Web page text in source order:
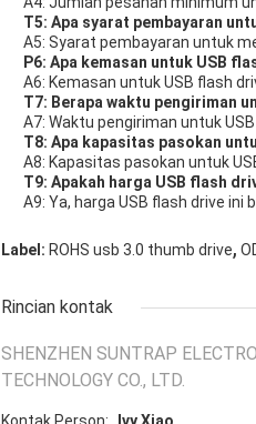
T5: Apa syarat pembayaran
A5: Syarat pembayaran untuk
P6: Apa kemasan untuk USB
A6: Kemasan untuk USB flash
T7: Berapa waktu pengiriman
A7: Waktu pengiriman untuk
T8: Apa kapasitas pasokan
A8: Kapasitas pasokan untuk
T9: Apakah harga USB flash
A9: Ya, harga USB flash drive ini
Label: ROHS usb 3.0 thumb drive,
Rincian kontak
SHENZHEN SUNTRAP
TECHNOLOGY CO., LTD.